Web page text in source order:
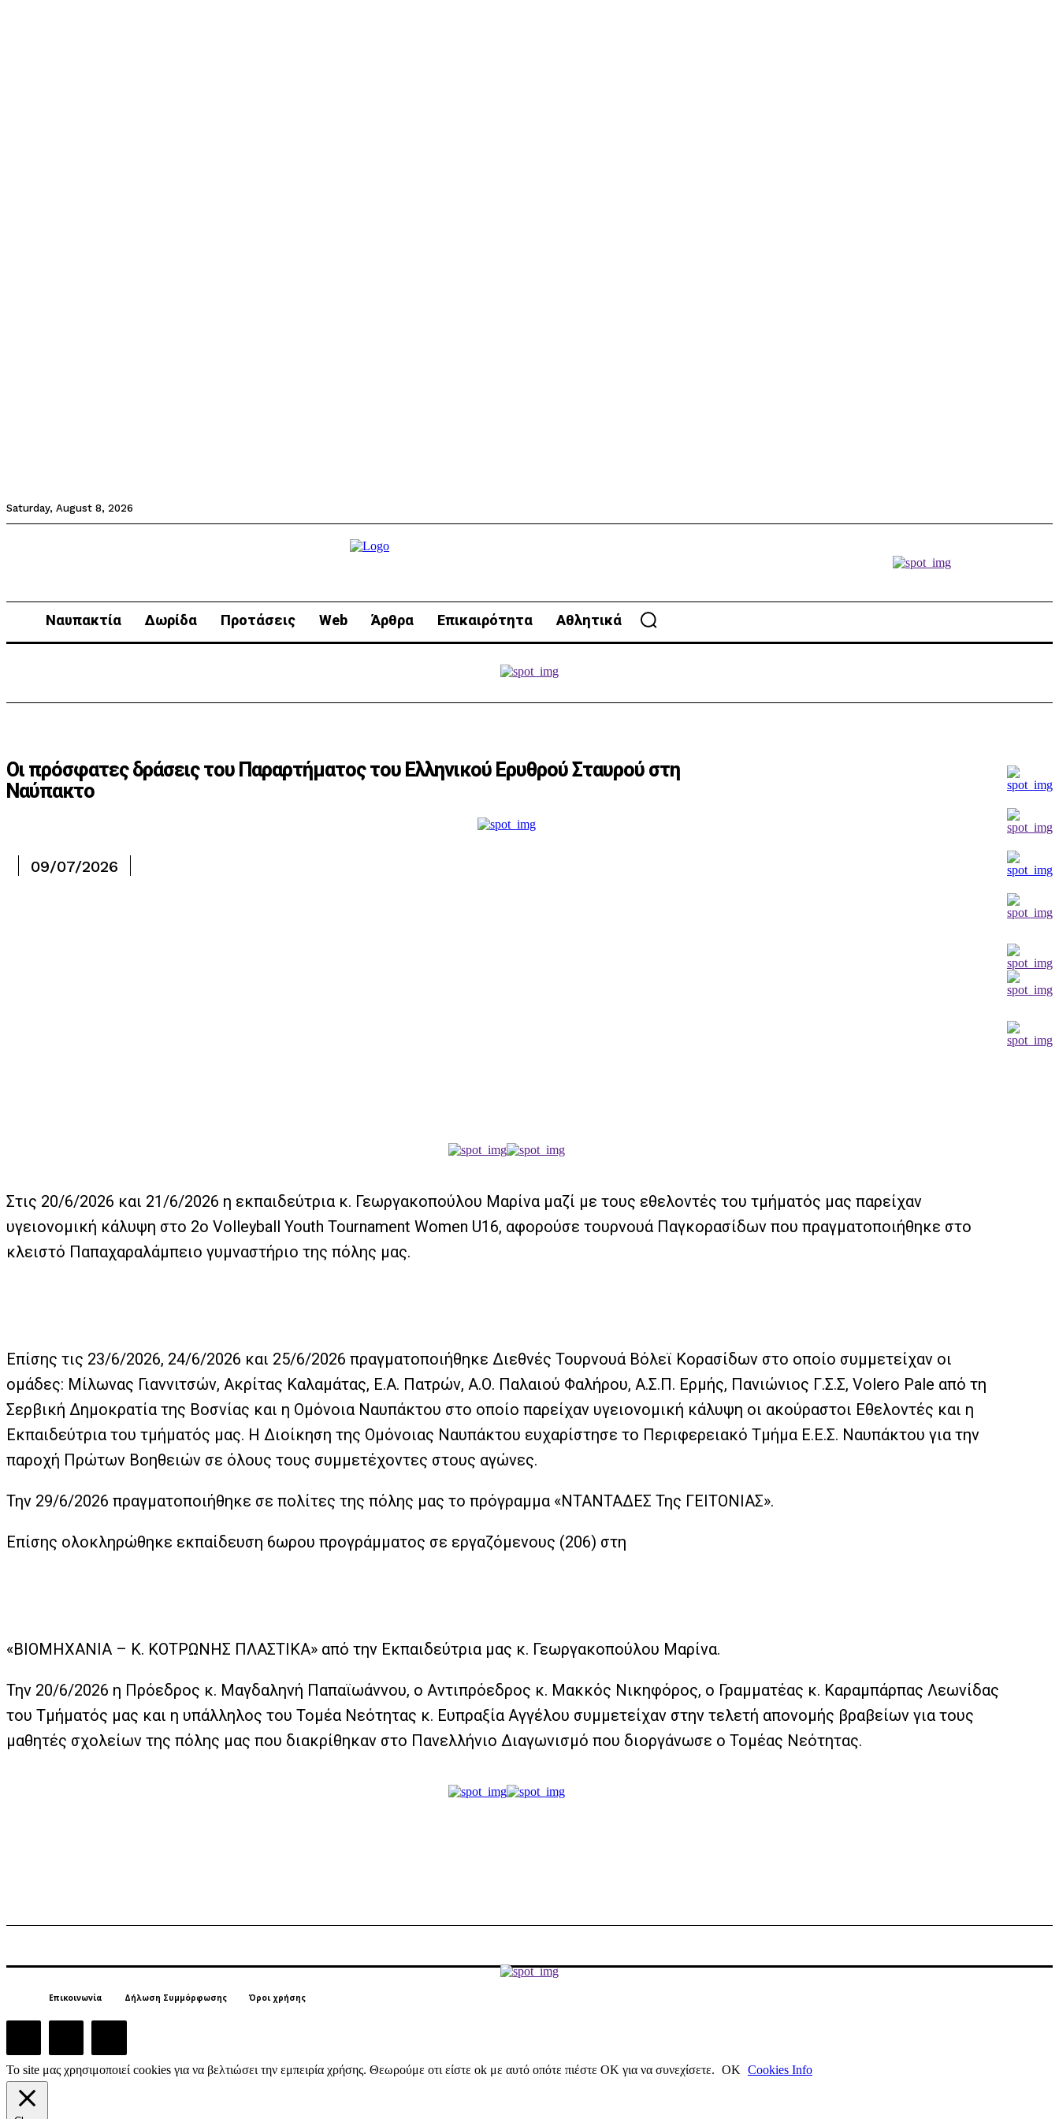
Saturday, August 8, 2026
Ναυπακτία Δωρίδα Προτάσεις Web Άρθρα Επικαιρότητα Αθλητικά
Οι πρόσφατες δράσεις του Παραρτήματος του Ελληνικού Ερυθρού Σταυρού στη
Ναύπακτο
09/07/2026
Στις 20/6/2026 και 21/6/2026 η εκπαιδεύτρια κ. Γεωργακοπούλου Μαρίνα μαζί με τους εθελοντές του τμήματός μας παρείχαν
υγειονομική κάλυψη στο 2o Volleyball Youth Tournament Women U16, αφορούσε τουρνουά Παγκορασίδων που πραγματοποιήθηκε στο
κλειστό Παπαχαραλάμπειο γυμναστήριο της πόλης μας.
Επίσης τις 23/6/2026, 24/6/2026 και 25/6/2026 πραγματοποιήθηκε Διεθνές Τουρνουά Βόλεϊ Κορασίδων στο οποίο συμμετείχαν οι
ομάδες: Μίλωνας Γιαννιτσών, Ακρίτας Καλαμάτας, Ε.Α. Πατρών, Α.Ο. Παλαιού Φαλήρου, Α.Σ.Π. Ερμής, Πανιώνιος Γ.Σ.Σ, Volero Pale από τη
Σερβική Δημοκρατία της Βοσνίας και η Ομόνοια Ναυπάκτου στο οποίο παρείχαν υγειονομική κάλυψη οι ακούραστοι Εθελοντές και η
Εκπαιδεύτρια του τμήματός μας. Η Διοίκηση της Ομόνοιας Ναυπάκτου ευχαρίστησε το Περιφερειακό Τμήμα Ε.Ε.Σ. Ναυπάκτου για την
παροχή Πρώτων Βοηθειών σε όλους τους συμμετέχοντες στους αγώνες.
Την 29/6/2026 πραγματοποιήθηκε σε πολίτες της πόλης μας το πρόγραμμα «ΝΤΑΝΤΑΔΕΣ Της ΓΕΙΤΟΝΙΑΣ».
Επίσης ολοκληρώθηκε εκπαίδευση 6ωρου προγράμματος σε εργαζόμενους (206) στη
«ΒΙΟΜΗΧΑΝΙΑ – Κ. ΚΟΤΡΩΝΗΣ ΠΛΑΣΤΙΚΑ» από την Εκπαιδεύτρια μας κ. Γεωργακοπούλου Μαρίνα.
Την 20/6/2026 η Πρόεδρος κ. Μαγδαληνή Παπαϊωάννου, ο Αντιπρόεδρος κ. Μακκός Νικηφόρος, ο Γραμματέας κ. Καραμπάρπας Λεωνίδας
του Τμήματός μας και η υπάλληλος του Τομέα Νεότητας κ. Ευπραξία Αγγέλου συμμετείχαν στην τελετή απονομής βραβείων για τους
μαθητές σχολείων της πόλης μας που διακρίθηκαν στο Πανελλήνιο Διαγωνισμό που διοργάνωσε ο Τομέας Νεότητας.
Επικοινωνία Δήλωση Συμμόρφωσης Όροι χρήσης
Το site μας χρησιμοποιεί cookies για να βελτιώσει την εμπειρία χρήσης. Θεωρούμε οτι είστε ok με αυτό οπότε πιέστε ΟΚ για να συνεχίσετε. ΟΚ Cookies Info